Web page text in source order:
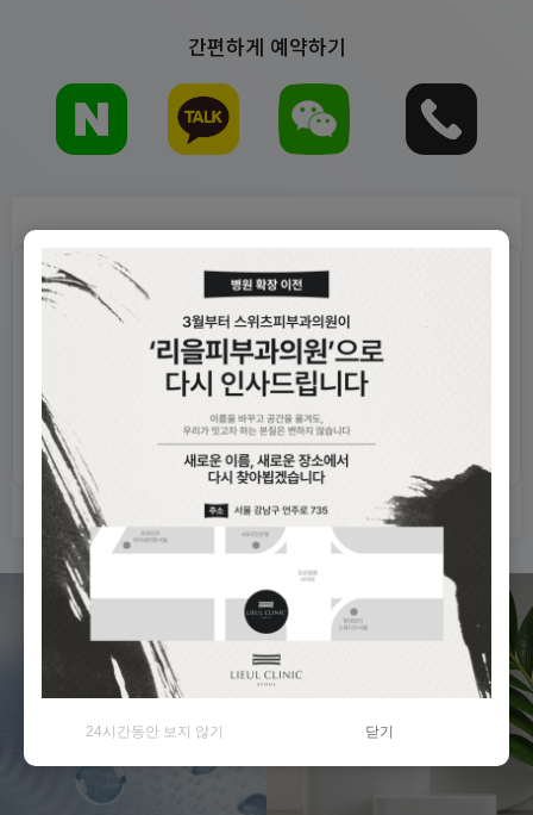
간편하게 예약하기
목록보기
비밀번호 확인
Scientific
최신 의료 기술 도입
High-end
24시간동안 보지 않기 닫기